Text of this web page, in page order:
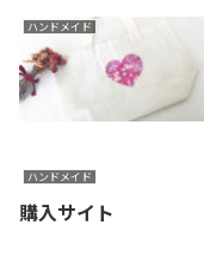
ハンドメイド
ハンドメイド
購入サイト